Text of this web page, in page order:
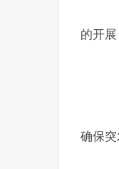
的开
确保突